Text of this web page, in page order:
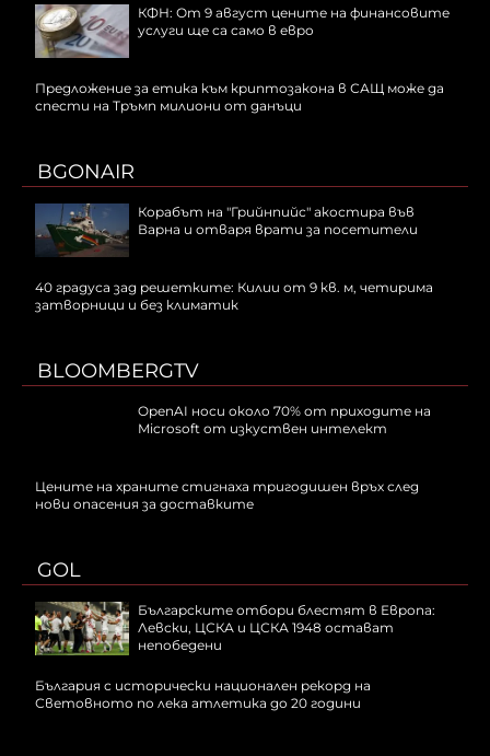
КФН: От 9 август цените на финансовите
услуги ще са само в евро
Предложение за етика към криптозакона в САЩ може да
спести на Тръмп милиони от данъци
BGONAIR
Корабът на "Грийнпийс" акостира във
Варна и отваря врати за посетители
40 градуса зад решетките: Килии от 9 кв. м, четирима
затворници и без климатик
BLOOMBERGTV
OpenAI носи около 70% от приходите на
Microsoft от изкуствен интелект
Цените на храните стигнаха тригодишен връх след
нови опасения за доставките
GOL
Българските отбори блестят в Европа:
Левски, ЦСКА и ЦСКА 1948 остават
непобедени
България с исторически национален рекорд на
Световното по лека атлетика до 20 години